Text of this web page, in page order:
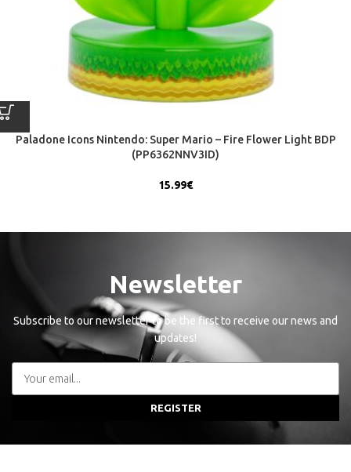
Paladone Icons Nintendo: Super Mario – Fire Flower Light BDP
(PP6362NNV3ID)
15.99€
Newsletter
Subscribe to our newsletter to be the first to receive our news and
updates!
REGISTER